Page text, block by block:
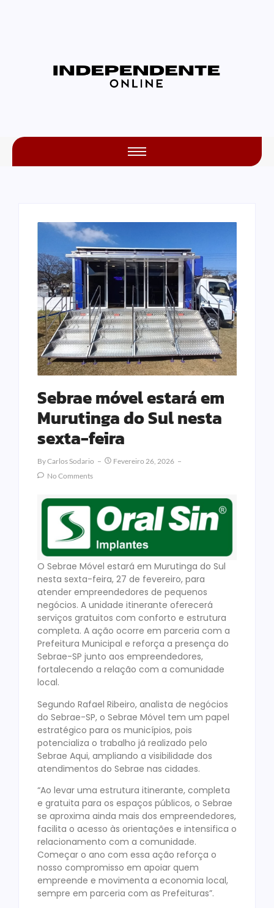
Sebrae móvel estará em
Murutinga do Sul nesta
sexta-feira
ByCarlos Sodario
Fevereiro 26, 2026
No Comments
O Sebrae Móvel estará em Murutinga do Sul
nesta sexta-feira, 27 de fevereiro, para
atender empreendedores de pequenos
negócios. A unidade itinerante oferecerá
serviços gratuitos com conforto e estrutura
completa. A ação ocorre em parceria com a
Prefeitura Municipal e reforça a presença do
Sebrae-SP junto aos empreendedores,
fortalecendo a relação com a comunidade
local.
Segundo Rafael Ribeiro, analista de negócios
do Sebrae-SP, o Sebrae Móvel tem um papel
estratégico para os municípios, pois
potencializa o trabalho já realizado pelo
Sebrae Aqui, ampliando a visibilidade dos
atendimentos do Sebrae nas cidades.
“Ao levar uma estrutura itinerante, completa
e gratuita para os espaços públicos, o Sebrae
se aproxima ainda mais dos empreendedores,
facilita o acesso às orientações e intensifica o
relacionamento com a comunidade.
Começar o ano com essa ação reforça o
nosso compromisso em apoiar quem
empreende e movimenta a economia local,
sempre em parceria com as Prefeituras”.